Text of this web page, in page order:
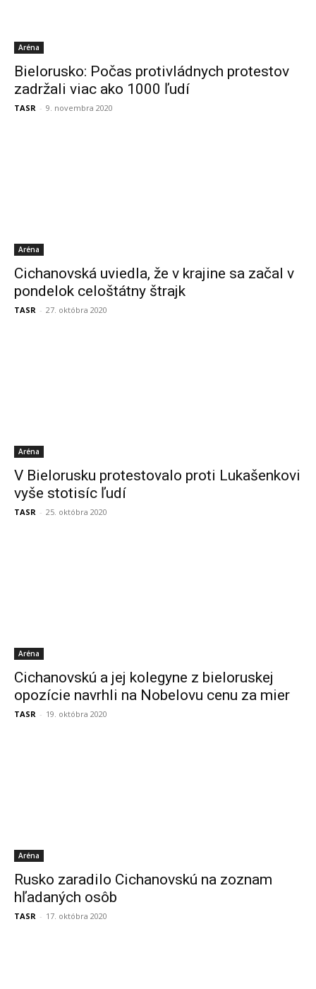
Aréna
Bielorusko: Počas protivládnych protestov
zadržali viac ako 1000 ľudí
TASR - 9. novembra 2020
Aréna
Cichanovská uviedla, že v krajine sa začal v
pondelok celoštátny štrajk
TASR - 27. októbra 2020
Aréna
V Bielorusku protestovalo proti Lukašenkovi
vyše stotisíc ľudí
TASR - 25. októbra 2020
Aréna
Cichanovskú a jej kolegyne z bieloruskej
opozície navrhli na Nobelovu cenu za mier
TASR - 19. októbra 2020
Aréna
Rusko zaradilo Cichanovskú na zoznam
hľadaných osôb
TASR - 17. októbra 2020